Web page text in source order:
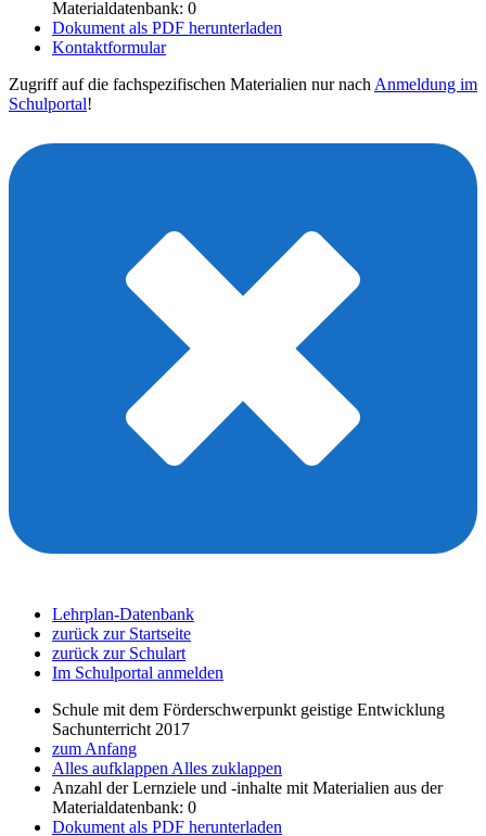
Materialdatenbank: 0
Dokument als PDF herunterladen
Kontaktformular
Zugriff auf die fachspezifischen Materialien nur nach Anmeldung im
Schulportal!
Lehrplan-Datenbank
zurück zur Startseite
zurück zur Schulart
Im Schulportal anmelden
Schule mit dem Förderschwerpunkt geistige Entwicklung
Sachunterricht 2017
zum Anfang
Alles aufklappen Alles zuklappen
Anzahl der Lernziele und -inhalte mit Materialien aus der
Materialdatenbank: 0
Dokument als PDF herunterladen